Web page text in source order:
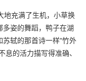
地充满了生机，小草换
多姿的舞蹈，鸭子在湖
轼的那首诗一样“竹外
的活力描写得准确、